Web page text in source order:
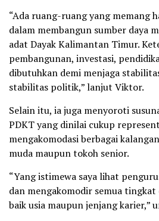
“Ada ruang-ruang yang memang
dalam membangun sumber daya
adat Dayak Kalimantan Timur.
pembangunan, investasi,
dibutuhkan demi menjaga
stabilitas politik,” lanjut Viktor.
Selain itu, ia juga menyoroti
PDKT yang dinilai cukup
mengakomodasi berbagai
muda maupun tokoh senior.
“Yang istimewa saya lihat
dan mengakomodir semua tingkat
baik usia maupun jenjang karier,”